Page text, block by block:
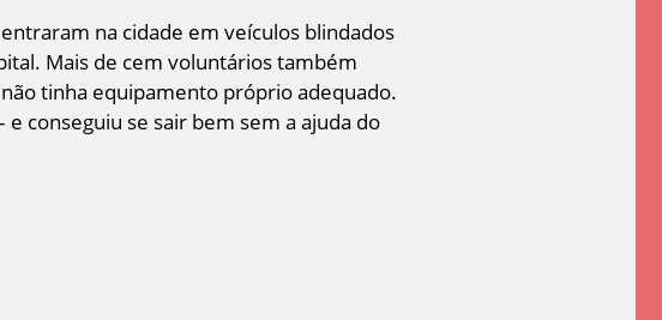
na cidade em veículos blindados
Mais de cem voluntários também
tinha equipamento próprio adequado.
conseguiu se sair bem sem a ajuda do